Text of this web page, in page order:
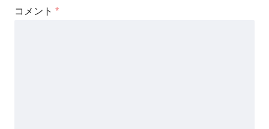
コメント *